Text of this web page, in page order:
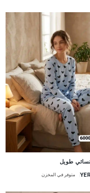
طويل
متوفر في المخزن